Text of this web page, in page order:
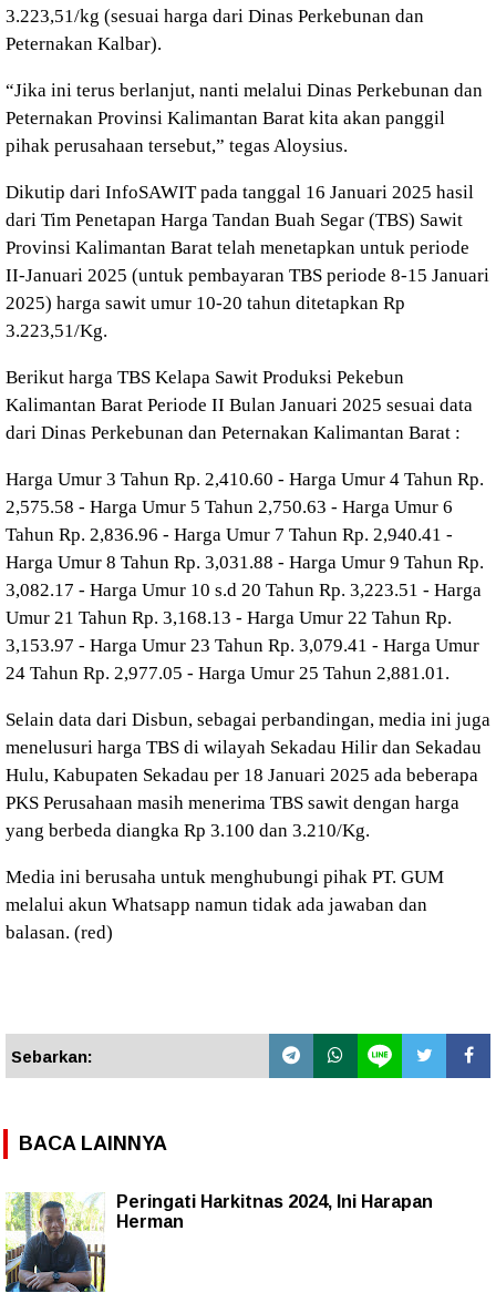
3.223,51/kg (sesuai harga dari Dinas Perkebunan dan
Peternakan Kalbar).
“Jika ini terus berlanjut, nanti melalui Dinas Perkebunan dan
Peternakan Provinsi Kalimantan Barat kita akan panggil
pihak perusahaan tersebut,” tegas Aloysius.
Dikutip dari InfoSAWIT pada tanggal 16 Januari 2025 hasil
dari Tim Penetapan Harga Tandan Buah Segar (TBS) Sawit
Provinsi Kalimantan Barat telah menetapkan untuk periode
II-Januari 2025 (untuk pembayaran TBS periode 8-15 Januari
2025) harga sawit umur 10-20 tahun ditetapkan Rp
3.223,51/Kg.
Berikut harga TBS Kelapa Sawit Produksi Pekebun
Kalimantan Barat Periode II Bulan Januari 2025 sesuai data
dari Dinas Perkebunan dan Peternakan Kalimantan Barat :
Harga Umur 3 Tahun Rp. 2,410.60 - Harga Umur 4 Tahun Rp.
2,575.58 - Harga Umur 5 Tahun 2,750.63 - Harga Umur 6
Tahun Rp. 2,836.96 - Harga Umur 7 Tahun Rp. 2,940.41 -
Harga Umur 8 Tahun Rp. 3,031.88 - Harga Umur 9 Tahun Rp.
3,082.17 - Harga Umur 10 s.d 20 Tahun Rp. 3,223.51 - Harga
Umur 21 Tahun Rp. 3,168.13 - Harga Umur 22 Tahun Rp.
3,153.97 - Harga Umur 23 Tahun Rp. 3,079.41 - Harga Umur
24 Tahun Rp. 2,977.05 - Harga Umur 25 Tahun 2,881.01.
Selain data dari Disbun, sebagai perbandingan, media ini juga
menelusuri harga TBS di wilayah Sekadau Hilir dan Sekadau
Hulu, Kabupaten Sekadau per 18 Januari 2025 ada beberapa
PKS Perusahaan masih menerima TBS sawit dengan harga
yang berbeda diangka Rp 3.100 dan 3.210/Kg.
Media ini berusaha untuk menghubungi pihak PT. GUM
melalui akun Whatsapp namun tidak ada jawaban dan
balasan. (red)
Sebarkan:
BACA LAINNYA
Peringati Harkitnas 2024, Ini Harapan
Herman